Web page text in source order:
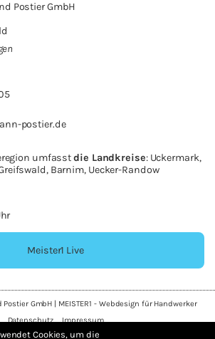
Pos­tier GmbH
​postier.de
um­fasstdie Land­krei­se: Ucker­mark,
Bar­nim, Uecker-​Randow
Meis­ter1 Live
GmbH | MEISTER1 - Webdesign für Handwerker
Datenschutz
Impressum
Cookies, um die